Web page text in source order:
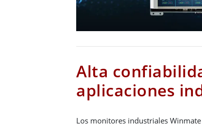
Alta
aplicaciones
Los monitores industriales